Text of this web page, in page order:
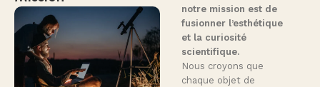
notre mission est de
fusionner l’esthétique
et la curiosité
scientifique.
Nous croyons que
chaque objet de